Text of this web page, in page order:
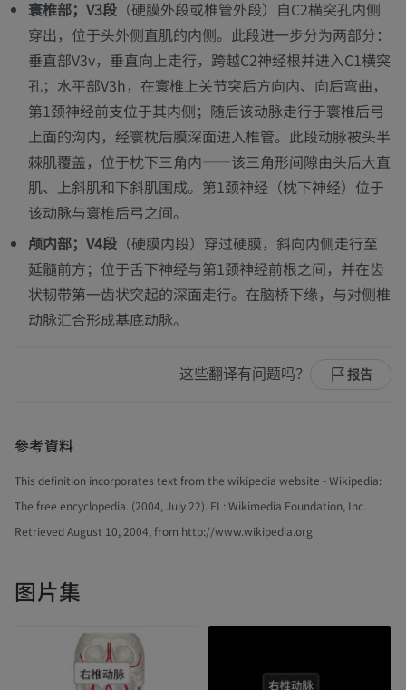
寰椎部；V3段 （硬膜外段或椎管外段）自C2横突孔内侧
穿出，位于头外侧直肌的内侧。此段进一步分为两部分：
垂直部V3v，垂直向上走行，跨越C2神经根并进入C1横突
孔；水平部V3h，在寰椎上关节突后方向内、向后弯曲，
第1颈神经前支位于其内侧；随后该动脉走行于寰椎后弓
上面的沟内，经寰枕后膜深面进入椎管。此段动脉被头半
棘肌覆盖，位于枕下三角内——该三角形间隙由头后大直
肌、上斜肌和下斜肌围成。第1颈神经（枕下神经）位于
该动脉与寰椎后弓之间。
颅内部；V4段 （硬膜内段）穿过硬膜，斜向内侧走行至
延髓前方；位于舌下神经与第1颈神经前根之间，并在齿
状韧带第一齿状突起的深面走行。在脑桥下缘，与对侧椎
动脉汇合形成基底动脉。
这些翻译有问题吗？ 报告
參考資料
This definition incorporates text from the wikipedia website - Wikipedia:
The free encyclopedia. (2004, July 22). FL: Wikimedia Foundation, Inc.
Retrieved August 10, 2004, from http://www.wikipedia.org
图片集